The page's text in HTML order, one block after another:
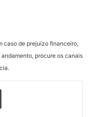
caso de prejuízo financeiro,
procure os canais